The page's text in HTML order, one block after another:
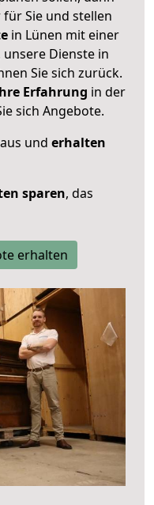
Sie und stellen
in Lünen mit einer
unsere Dienste in
Sie sich zurück.
Erfahrung in der
sich Angebote.
und erhalten
sparen, das
erhalten